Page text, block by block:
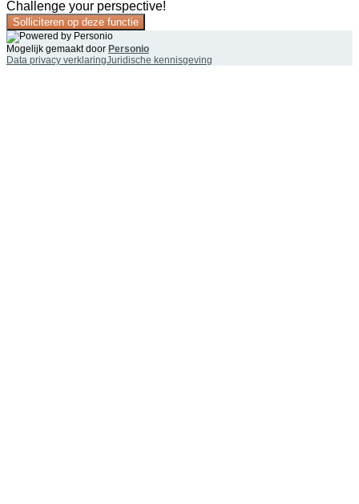
Challenge your perspective!
Solliciteren op deze functie
Mogelijk gemaakt door Personio
Data privacy verklaringJuridische kennisgeving